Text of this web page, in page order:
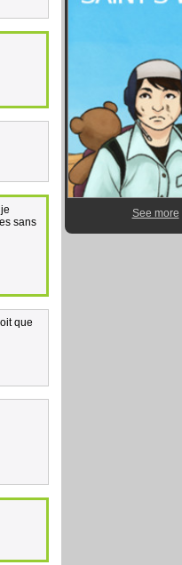
sans
que
See more